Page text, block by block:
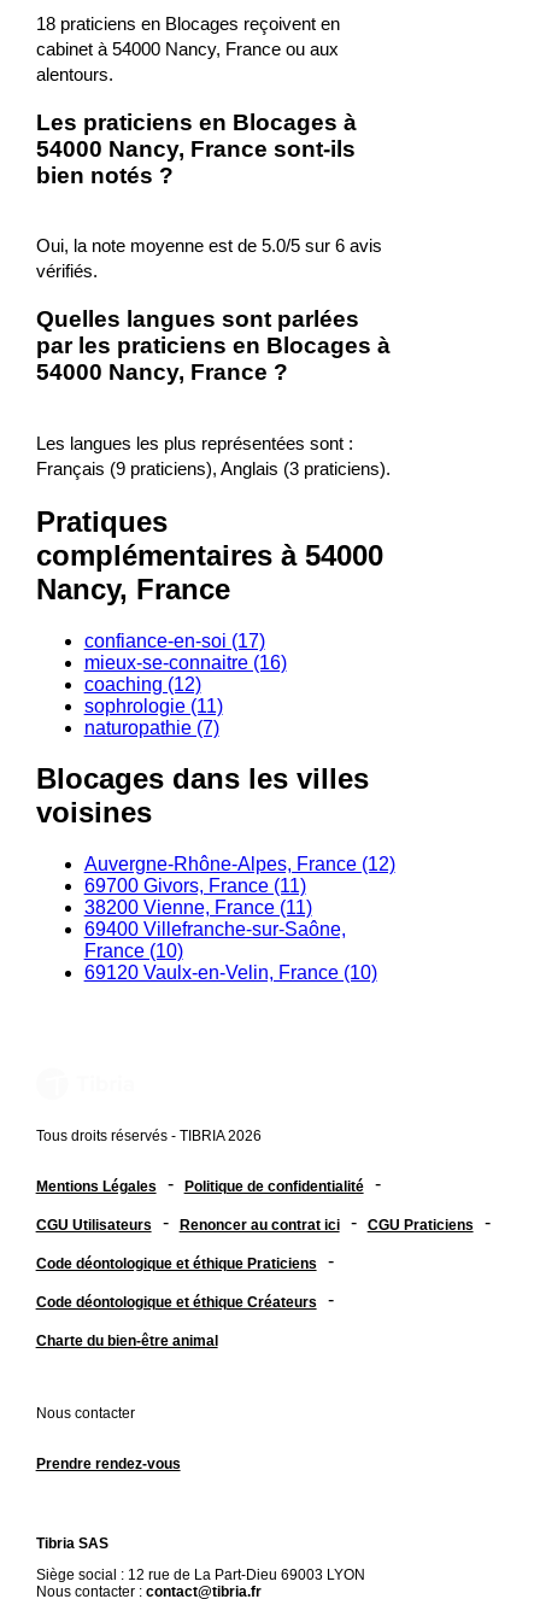
18 praticiens en Blocages reçoivent en
cabinet à 54000 Nancy, France ou aux
alentours.
Les praticiens en Blocages à
54000 Nancy, France sont-ils
bien notés ?
Oui, la note moyenne est de 5.0/5 sur 6 avis
vérifiés.
Quelles langues sont parlées
par les praticiens en Blocages à
54000 Nancy, France ?
Les langues les plus représentées sont :
Français (9 praticiens), Anglais (3 praticiens).
Pratiques
complémentaires à 54000
Nancy, France
confiance-en-soi (17)
mieux-se-connaitre (16)
coaching (12)
sophrologie (11)
naturopathie (7)
Blocages dans les villes
voisines
Auvergne-Rhône-Alpes, France (12)
69700 Givors, France (11)
38200 Vienne, France (11)
69400 Villefranche-sur-Saône,
France (10)
69120 Vaulx-en-Velin, France (10)
Tous droits réservés - TIBRIA 2026
Mentions Légales - Politique de confidentialité -
CGU Utilisateurs - Renoncer au contrat ici - CGU Praticiens -
Code déontologique et éthique Praticiens -
Code déontologique et éthique Créateurs -
Charte du bien-être animal
Nous contacter
Prendre rendez-vous
Tibria SAS
Siège social : 12 rue de La Part-Dieu 69003 LYON
Nous contacter : contact@tibria.fr